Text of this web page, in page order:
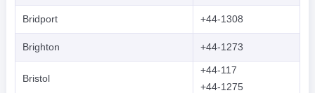
Bridport +44-1308
Brighton +44-1273
Bristol
+44-117
+44-1275